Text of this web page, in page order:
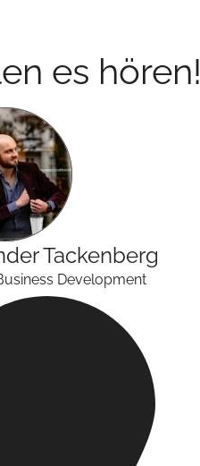
es hören!
Tackenberg
Development